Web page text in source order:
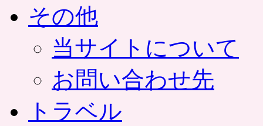
その他
当サイトについて
お問い合わせ先
トラベル